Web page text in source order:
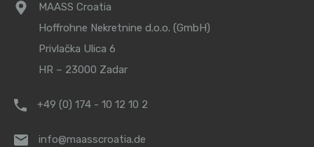
MAASS Croatia
Hoffrohne Nekretnine d.o.o. (GmbH)
Privlačka Ulica 6
HR – 23000 Zadar
+49 (0) 174 - 10 12 10 2
info@maasscroatia.de